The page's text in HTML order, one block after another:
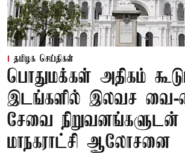
தமிழக செய்திகள்
பொதுமக்கள் அதிகம்
இடங்களில் இலவச வை-
சேவை
மாநகராட்சி ஆலோசனை